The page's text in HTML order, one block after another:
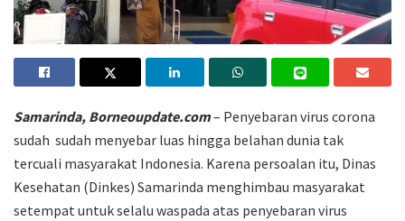
Samarinda, Borneoupdate.com– Penyebaran virus corona
sudah sudah menyebar luas hingga belahan dunia tak
tercuali masyarakat Indonesia. Karena persoalan itu, Dinas
Kesehatan (Dinkes) Samarinda menghimbau masyarakat
setempat untuk selalu waspada atas penyebaran virus